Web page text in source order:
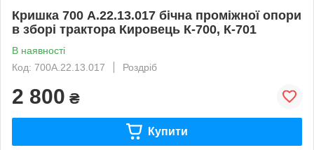
Кришка 700 А.22.13.017 бічна проміжної опори
в зборі трактора Кировець К-700, К-701
В наявності
Код: 700А.22.13.017
Роздріб
2 800 ₴
Купити